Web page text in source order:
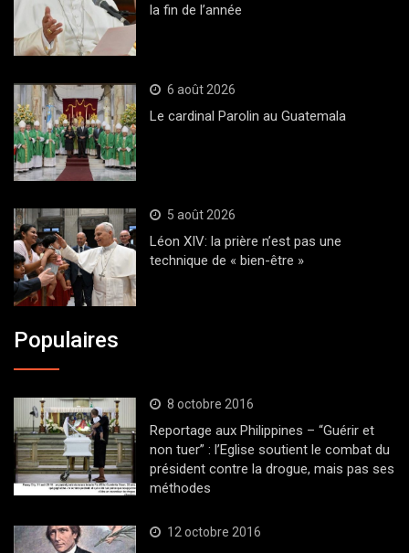
la fin de l’année
6 août 2026
Le cardinal Parolin au Guatemala
5 août 2026
Léon XIV: la prière n’est pas une
technique de « bien-être »
Populaires
8 octobre 2016
Reportage aux Philippines – “Guérir et
non tuer” : l’Eglise soutient le combat du
président contre la drogue, mais pas ses
méthodes
12 octobre 2016